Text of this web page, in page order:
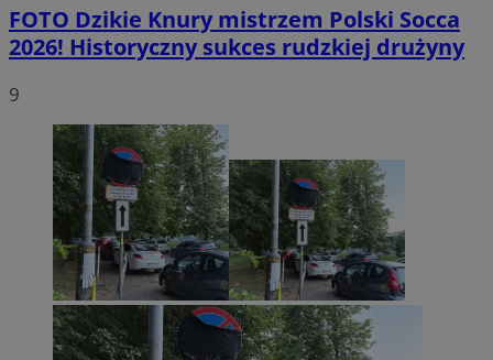
FOTO Dzikie Knury mistrzem Polski Socca
2026! Historyczny sukces rudzkiej drużyny
9